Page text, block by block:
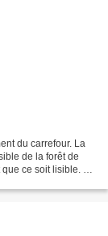
du carrefour. La
de la forêt de
ce soit lisible. La